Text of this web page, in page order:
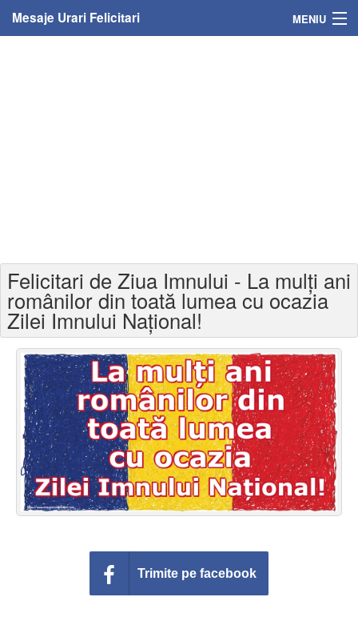
Mesaje Urari Felicitari MENIU
Felicitari varsta
Felicitari zilele anului
Felicitari zile saptamana
Felicitari muzicale
Felicitari muzicale personalizate
Felicitari animate
Invitatii personalizate
Felicitari de Ziua Imnului - La mulți ani
românilor din toată lumea cu ocazia
Zilei Imnului Național!
Trimite pe facebook